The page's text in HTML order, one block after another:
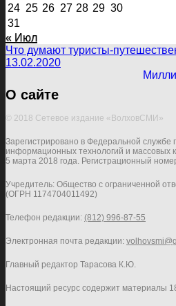
24 25 26 27 28 29 30
31
« Июл
Что думают туристы-
13.02.2020
О сайте
© 2018 Сетевое издание «ВолховСМИ»
Зарегистрировано в Федеральной службе
информационных технологий и массовых
5 марта 2018 года. Регистрационный
Учредитель: Общество с ограниченной
(ОГРН 1174704011492)
Телефон редакции: (812) 996-87-55
Электронная почта редакции:
Главный редактор Тарасова К.Ю.
Настоящий ресурс содержит материалы